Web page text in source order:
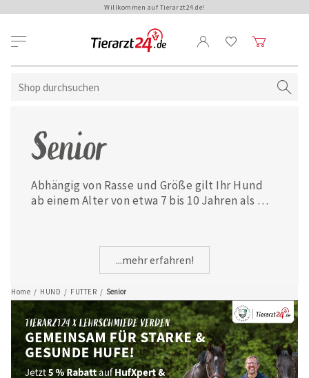
Willkommen auf Tierarzt24.de!
Home / HUND / FUTTER / Senior
Senior
Abhängig von Rasse und Größe gilt Ihr Hund
ab einem Alter von etwa 7 bis 10 Jahren als
Immunsystem, Gelenke und Organe zu
unterstützen sowie den Stoffwechsel in
Schwung zu bringen. Hier finden Sie
hochwertiges Hundefutter mit diesen
Kriterien.
...mehr erfahren!